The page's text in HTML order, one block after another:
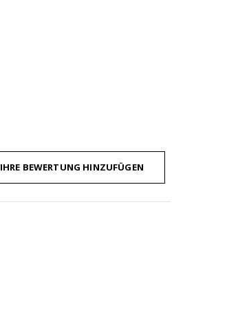
IHRE BEWERTUNG HINZUFÜGEN